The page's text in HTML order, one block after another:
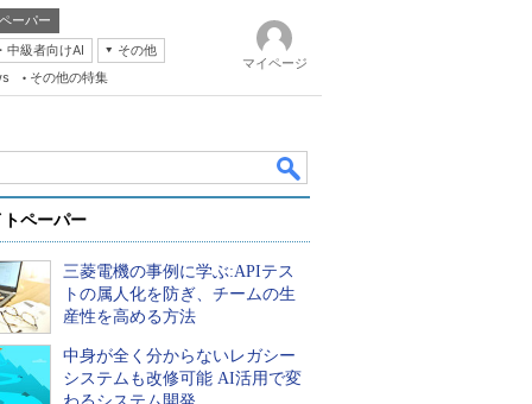
ーパー
中級者向けAI
その他
その他の特集
マイページ
ペーパー
三菱電機の事例に学ぶ:APIテス
トの属人化を防ぎ、チームの生
産性を高める方法
中身が全く分からないレガシー
システムも改修可能 AI活用で変